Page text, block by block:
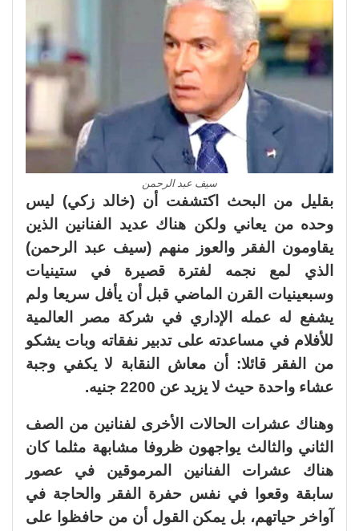
سيف عبد الرحمن
بقليل من البحث اكتشفت أن (خالد زكي) ليس
وحده من يعاني ولكن هناك عديد الفنانين الذين
يقاومون الفقر والعوز منهم (سيف عبد الرحمن)
الذي لمع نجمه لفترة قصيرة في ستينيات
وسبعينيات القرن الماضي قبل أن يأفل سريعا ولم
يشفع له عمله الإداري في شركة مصر العالمية
للأفلام في مساعدته على تدبير نفقاته وبات يشكو
من الفقر قائلا: أن معاش النقابة لا يكفي وجبة
عشاء واحدة حيث لا يزيد عن 2200 جنيه.
وهناك عشرات الحالات الأخرى لفنانين من الصف
الثاني والثالث يواجهون ظروفا مشابهة مثلما كان
هناك عشرات الفنانين المرموقين في عصور
سابقة وقعوا في نفس حفرة الفقر والحاجة في
آواخر حياتهم، بل يمكن القول أن من حافظوا على